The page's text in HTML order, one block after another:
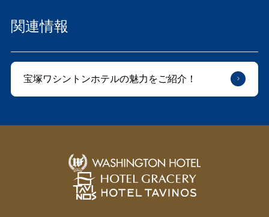
関連情報
宝塚ワシントンホテルの魅力をご紹介！